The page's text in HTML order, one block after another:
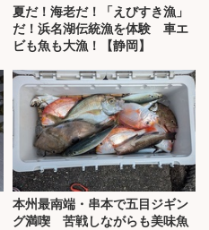
夏だ！海老だ！「えびすき漁」
だ！浜名湖伝統漁を体験 車エ
ビも魚も大漁！【静岡】
本州最南端・串本で五目ジギン
グ満喫 苦戦しながらも美味魚